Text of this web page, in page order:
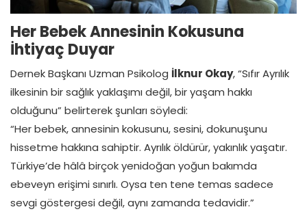
Her Bebek Annesinin Kokusuna
İhtiyaç Duyar
Dernek Başkanı Uzman Psikolog İlknur Okay, “Sıfır Ayrılık
ilkesinin bir sağlık yaklaşımı değil, bir yaşam hakkı
olduğunu” belirterek şunları söyledi:
“Her bebek, annesinin kokusunu, sesini, dokunuşunu
hissetme hakkına sahiptir. Ayrılık öldürür, yakınlık yaşatır.
Türkiye’de hâlâ birçok yenidoğan yoğun bakımda
ebeveyn erişimi sınırlı. Oysa ten tene temas sadece
sevgi göstergesi değil, aynı zamanda tedavidir.”